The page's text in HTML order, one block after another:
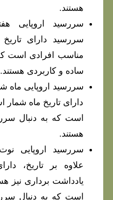
هستند.
سررسید اروپایی
سررسید دارای
مناسب افرادی است
ساده و کاربردی هستند.
سررسید اروپایی ماه
دارای تاریخ ماه
است که به دنبال
هستند.
سررسید اروپایی
علاوه بر تاریخ،
یادداشت برداری نیز
است که به دنبال